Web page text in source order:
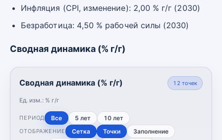
Инфляция (CPI, изменение): 2,00 % г/г (2030)
Безработица: 4,50 % рабочей силы (2030)
Сводная динамика (% г/г)
Сводная динамика (% г/г)
Ед. изм.: % г/г
12 точек
ПЕРИОД Все 5 лет 10 лет
ОТОБРАЖЕНИЕ Сетка Точки Заполнение